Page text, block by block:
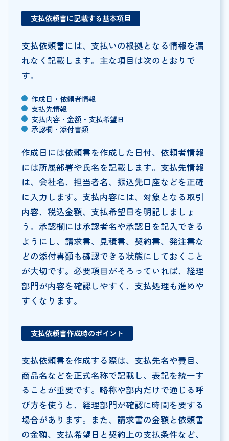
支払依頼書に記載する基本項目
支払依頼書には、支払いの根拠となる情報を漏
れなく記載します。主な項目は次のとおりで
す。
作成日・依頼者情報
支払先情報
支払内容・金額・支払希望日
承認欄・添付書類
作成日には依頼書を作成した日付、依頼者情報
には所属部署や氏名を記載します。支払先情報
は、会社名、担当者名、振込先口座などを正確
に入力します。支払内容には、対象となる取引
内容、税込金額、支払希望日を明記しましょ
う。承認欄には承認者名や承認日を記入できる
ようにし、請求書、見積書、契約書、発注書な
どの添付書類も確認できる状態にしておくこと
が大切です。必要項目がそろっていれば、経理
部門が内容を確認しやすく、支払処理も進めや
すくなります。
支払依頼書作成時のポイント
支払依頼書を作成する際は、支払先名や費目、
商品名などを正式名称で記載し、表記を統一す
ることが重要です。略称や部内だけで通じる呼
び方を使うと、経理部門が確認に時間を要する
場合があります。また、請求書の金額と依頼書
の金額、支払希望日と契約上の支払条件など、